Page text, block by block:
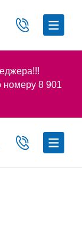
номеру 8 901